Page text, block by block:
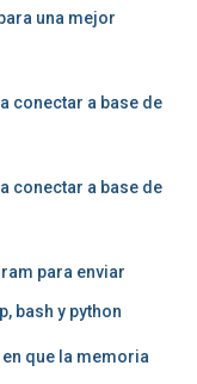
una mejor
conectar a base de
conectar a base de
para enviar
bash y python
que la memoria